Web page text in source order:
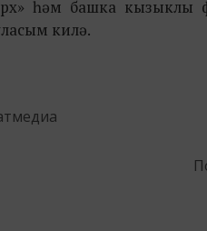
һәм башка кызыклы
килә.